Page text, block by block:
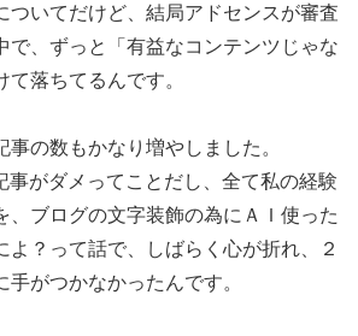
ついてだけど、結局アドセンスが審査
で、ずっと「有益なコンテンツじゃな
落ちてるんです。
の数もかなり増やしました。
事がダメってことだし、全て私の経験
、ブログの文字装飾の為にＡＩ使った
よ？って話で、しばらく心が折れ、２
がつかなかったんです。